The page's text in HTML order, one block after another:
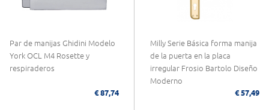
Par de manijas Ghidini Modelo
York OCL M4 Rosette y
respiraderos
€ 87,74
Milly Serie Básica forma manija
de la puerta en la placa
irregular Frosio Bartolo Diseño
Moderno
€ 57,49